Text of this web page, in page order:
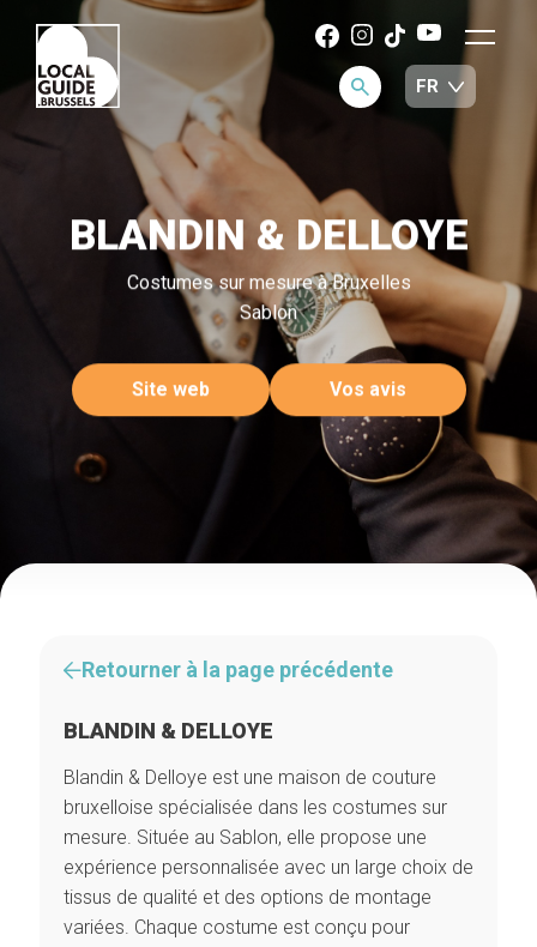
BLANDIN & DELLOYE
Costumes sur mesure à Bruxelles
Sablon
Site web Vos avis
Retourner à la page précédente
BLANDIN & DELLOYE
Blandin & Delloye est une maison de couture
bruxelloise spécialisée dans les costumes sur
mesure. Située au Sablon, elle propose une
expérience personnalisée avec un large choix de
tissus de qualité et des options de montage
variées. Chaque costume est conçu pour